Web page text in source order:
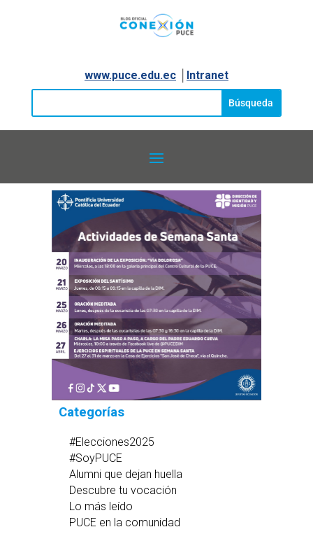
www.puce.edu.ec│ Intranet
Categorías
#Elecciones2025
#SoyPUCE
Alumni que dejan huella
Descubre tu vocación
Lo más leído
PUCE en la comunidad